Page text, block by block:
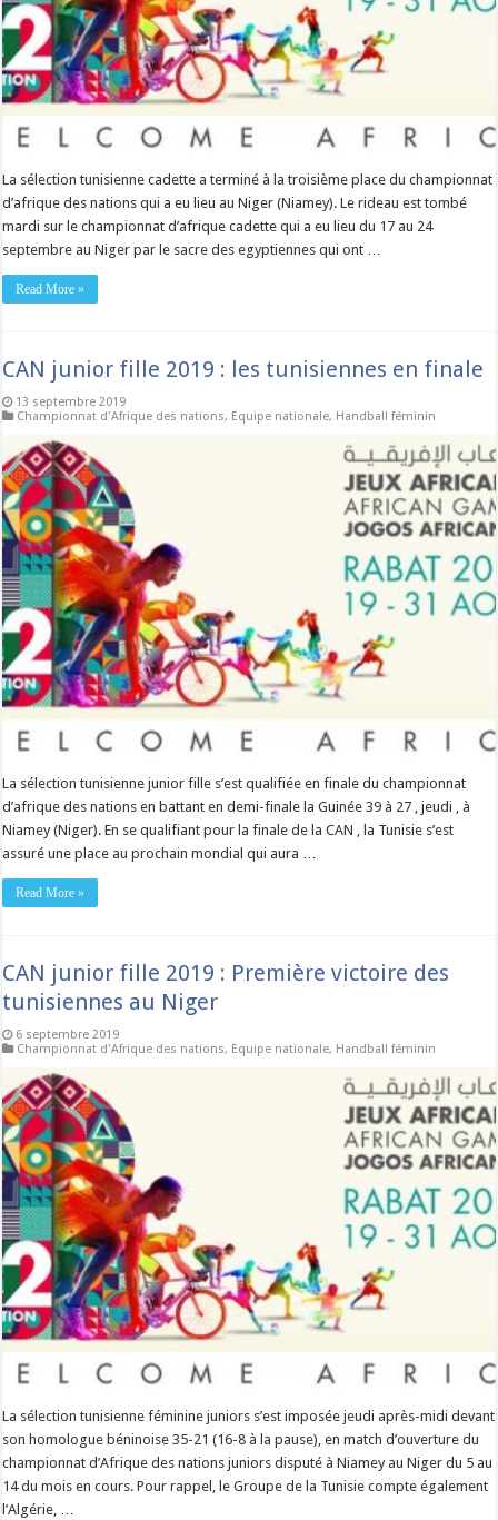
La sélection tunisienne cadette a terminé à la troisième place du championnat
d’afrique des nations qui a eu lieu au Niger (Niamey). Le rideau est tombé
mardi sur le championnat d’afrique cadette qui a eu lieu du 17 au 24
septembre au Niger par le sacre des egyptiennes qui ont …
Read More »
CAN junior fille 2019 : les tunisiennes en finale
13 septembre 2019
Championnat d'Afrique des nations, Equipe nationale, Handball féminin
La sélection tunisienne junior fille s’est qualifiée en finale du championnat
d’afrique des nations en battant en demi-finale la Guinée 39 à 27 , jeudi , à
Niamey (Niger). En se qualifiant pour la finale de la CAN , la Tunisie s’est
assuré une place au prochain mondial qui aura …
Read More »
CAN junior fille 2019 : Première victoire des
tunisiennes au Niger
6 septembre 2019
Championnat d'Afrique des nations, Equipe nationale, Handball féminin
La sélection tunisienne féminine juniors s’est imposée jeudi après-midi devant
son homologue béninoise 35-21 (16-8 à la pause), en match d’ouverture du
championnat d’Afrique des nations juniors disputé à Niamey au Niger du 5 au
14 du mois en cours. Pour rappel, le Groupe de la Tunisie compte également
l’Algérie, …